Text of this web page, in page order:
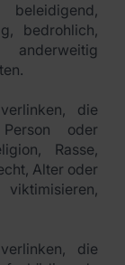
bedrohlich,
die
oder
Rasse,
Alter oder
die